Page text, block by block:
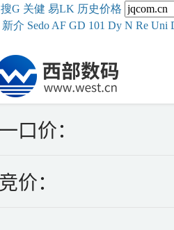
搜G 关健 易LK 历史价格
新介 Sedo AF GD 101 Dy N Re Uni